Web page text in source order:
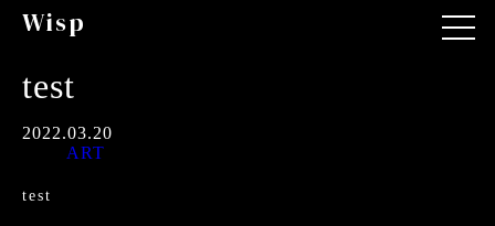
Wisp
test
2022.03.20
ART
test